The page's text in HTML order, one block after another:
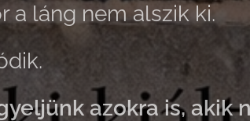
a láng nem alszik ki.
azokra is,akik